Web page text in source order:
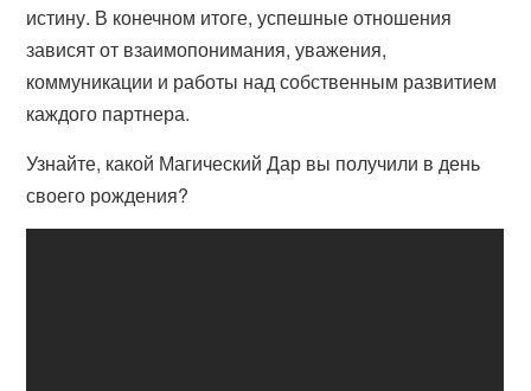
истину. В конечном итоге, успешные отношения
зависят от взаимопонимания, уважения,
коммуникации и работы над собственным развитием
каждого партнера.
Узнайте, какой Магический Дар вы получили в день
своего рождения?